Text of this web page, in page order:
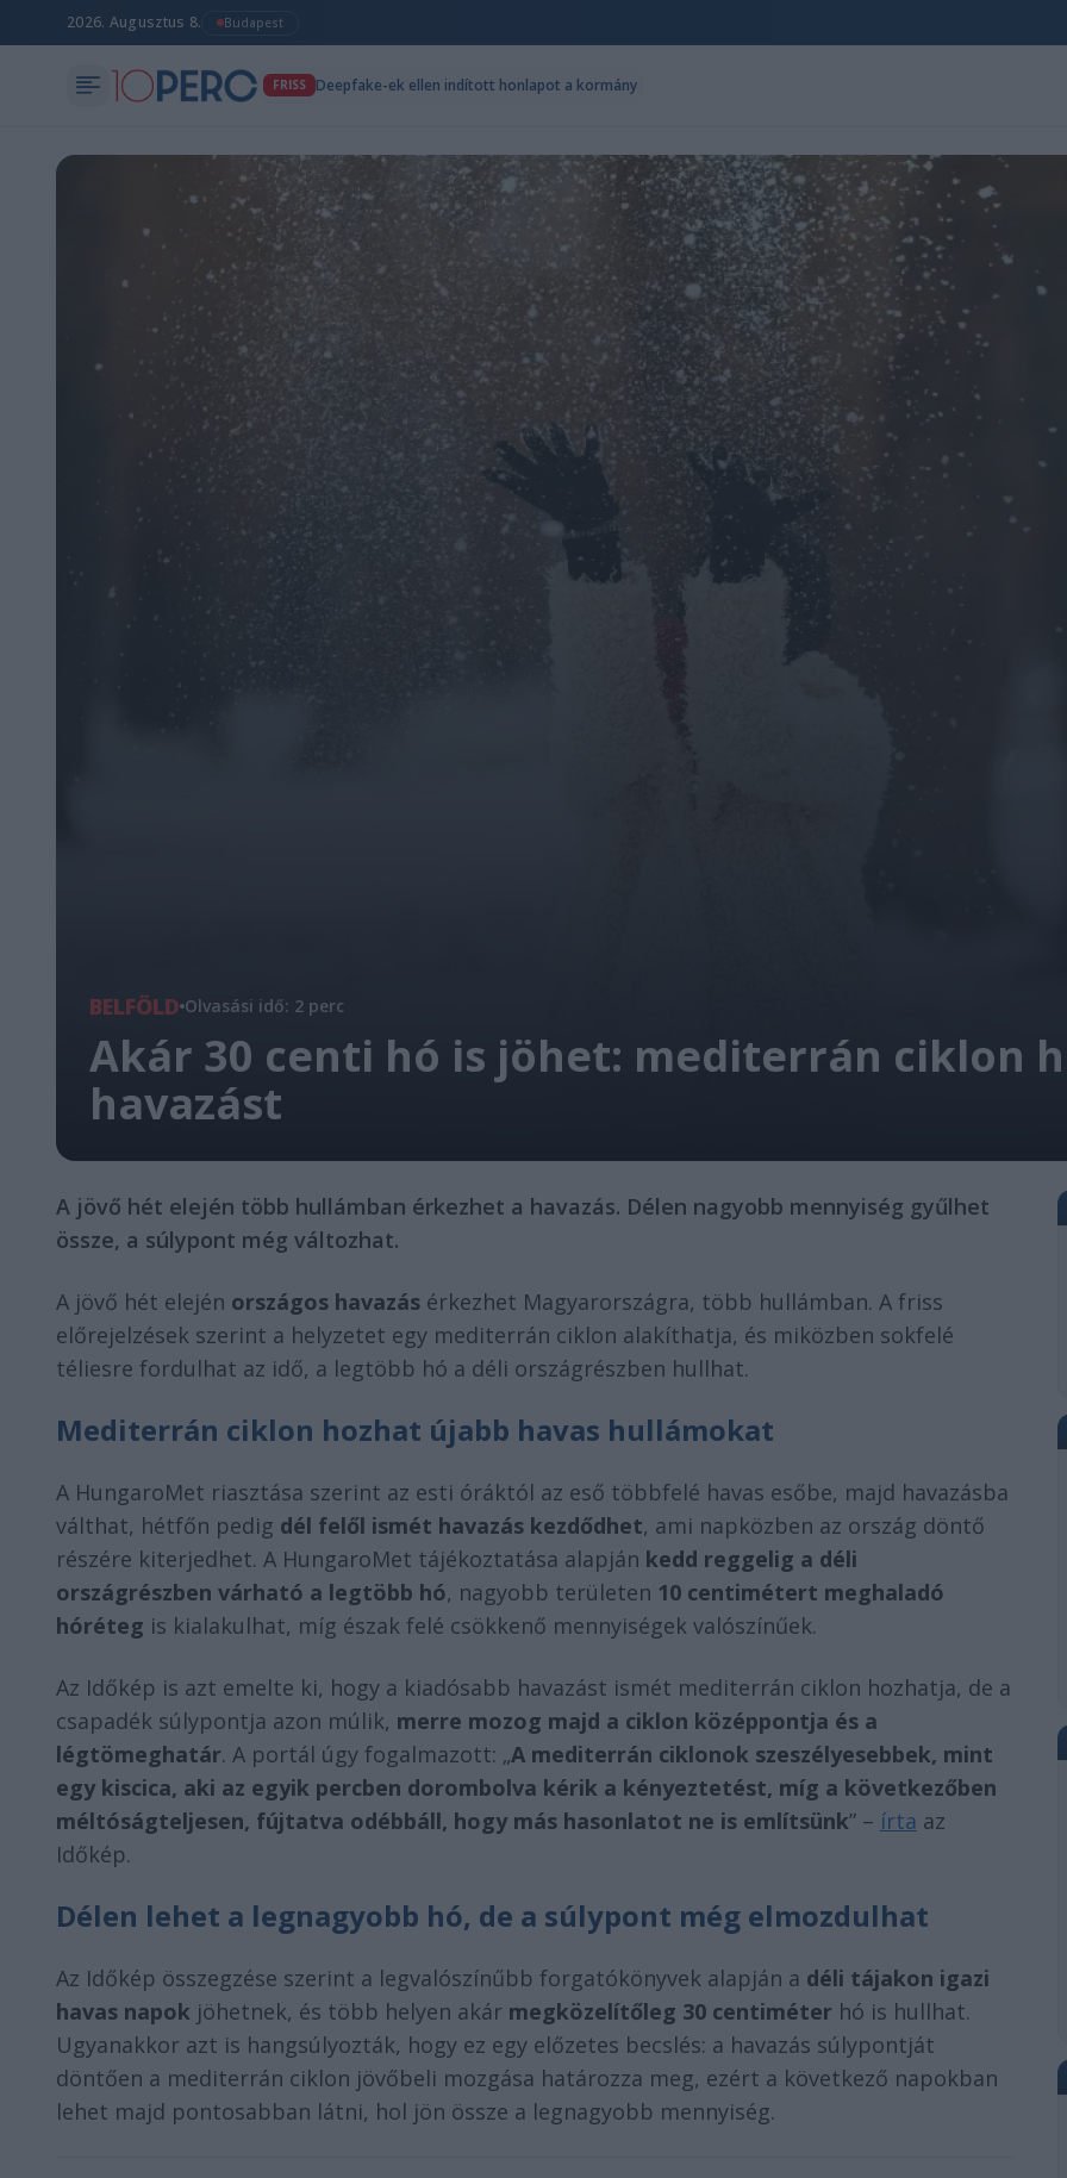
2026. Augusztus 8. Budapest
FRISS Deepfake-ek ellen indított honlapot a kormány
BELFÖLD Olvasási idő: 2 perc
Akár 30 centi hó is jöhet: mediterrán ciklon
havazást
A jövő hét elején több hullámban érkezhet a havazás. Délen nagyobb mennyiség gyűlhet
össze, a súlypont még változhat.
A jövő hét elején országos havazás érkezhet Magyarországra, több hullámban. A friss
előrejelzések szerint a helyzetet egy mediterrán ciklon alakíthatja, és miközben sokfelé
téliesre fordulhat az idő, a legtöbb hó a déli országrészben hullhat.
Mediterrán ciklon hozhat újabb havas hullámokat
A HungaroMet riasztása szerint az esti óráktól az eső többfelé havas esőbe, majd havazásba
válthat, hétfőn pedig dél felől ismét havazás kezdődhet, ami napközben az ország döntő
részére kiterjedhet. A HungaroMet tájékoztatása alapján kedd reggelig a déli
országrészben várható a legtöbb hó, nagyobb területen 10 centimétert meghaladó
hóréteg is kialakulhat, míg észak felé csökkenő mennyiségek valószínűek.
Az Időkép is azt emelte ki, hogy a kiadósabb havazást ismét mediterrán ciklon hozhatja, de a
csapadék súlypontja azon múlik, merre mozog majd a ciklon középpontja és a
légtömeghatár. A portál úgy fogalmazott: „A mediterrán ciklonok szeszélyesebbek, mint
egy kiscica, aki az egyik percben dorombolva kérik a kényeztetést, míg a következőben
méltóságteljesen, fújtatva odébbáll, hogy más hasonlatot ne is említsünk” – írta az
Időkép.
Délen lehet a legnagyobb hó, de a súlypont még elmozdulhat
Az Időkép összegzése szerint a legvalószínűbb forgatókönyvek alapján a déli tájakon igazi
havas napok jöhetnek, és több helyen akár megközelítőleg 30 centiméter hó is hullhat.
Ugyanakkor azt is hangsúlyozták, hogy ez egy előzetes becslés: a havazás súlypontját
döntően a mediterrán ciklon jövőbeli mozgása határozza meg, ezért a következő napokban
lehet majd pontosabban látni, hol jön össze a legnagyobb mennyiség.